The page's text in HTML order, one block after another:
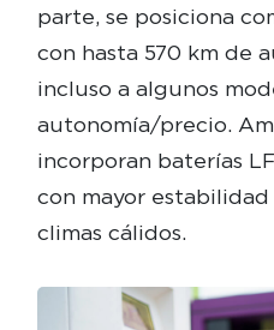
parte, se posiciona
con hasta 570 km de
incluso a algunos
autonomía/precio.
incorporan baterías
con mayor
climas cálidos.